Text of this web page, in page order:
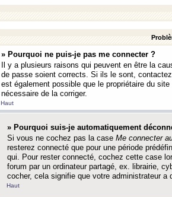
» Pourquoi ne puis-je pas me connecter ?
Il y a plusieurs raisons qui peuvent en être la
de passe soient corrects. Si ils le sont,
est également possible que le propriétaire du
nécessaire de la corriger.
Haut
» Pourquoi suis-je automatiquement
Si vous ne cochez pas la case Me connecter
resterez connecté que pour une période
qui. Pour rester connecté, cochez cette case
forum par un ordinateur partagé, ex. librairie,
cocher, cela signifie que votre administrateur a
Haut